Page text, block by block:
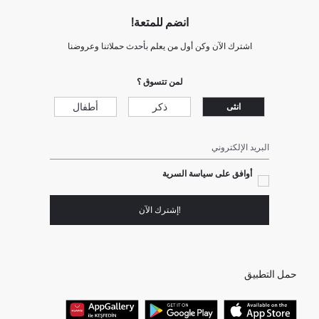
انضم للمتعة!
اشترك الآن وكن أول من يعلم بأحدث حملاتنا وعروضنا
لمن تتسوق ؟
انثى ذكر أطفال
البريد الإلكتروني
أوافق على سياسة السرية
!إشترك الآن
حمل التطبيق